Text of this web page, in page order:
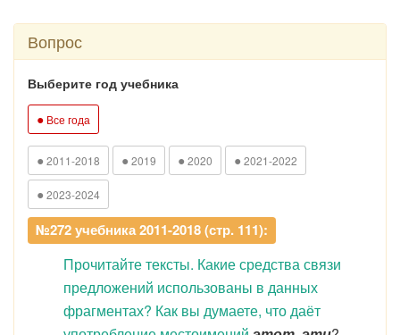
Вопрос
Выберите год учебника
● Все года
● 2011-2018 ● 2019 ● 2020 ● 2021-2022
● 2023-2024
№272 учебника 2011-2018 (стр. 111):
Прочитайте тексты. Какие средства связи
предложений использованы в данных
фрагментах? Как вы думаете, что даёт